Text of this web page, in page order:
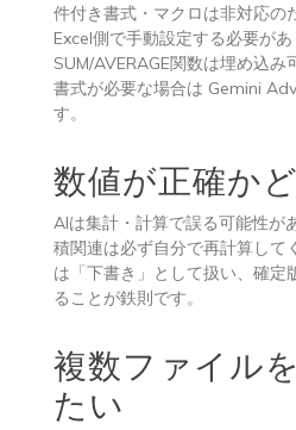
件付き書式・マクロは非対応の
Excel側で手動設定する必要が
SUM/AVERAGE関数は埋め込
書式が必要な場合は Gemini
す。
数値が正確か
AIは集計・計算で誤る可能性が
積関連は必ず自分で再計算して
は「下書き」として扱い、確定
ることが鉄則です。
複数ファイル
たい